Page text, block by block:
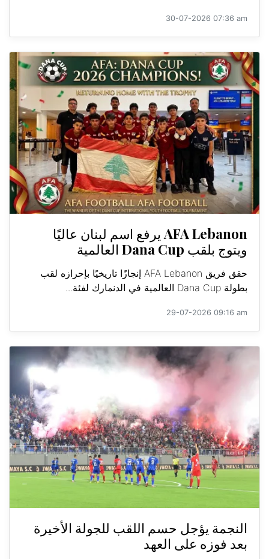
30-07-2026 07:36 am
AFA Lebanon يرفع اسم لبنان عاليًا
ويتوج بلقب Dana Cup العالمية
حقق فريق AFA Lebanon إنجازًا تاريخيًا بإحرازه لقب
بطولة Dana Cup العالمية في الدنمارك لفئة...
29-07-2026 09:16 am
النجمة يؤجل حسم اللقب للجولة الأخيرة
بعد فوزه على العهد